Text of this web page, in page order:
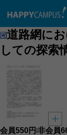
道路網に
しての探索
会員550円 l非会員